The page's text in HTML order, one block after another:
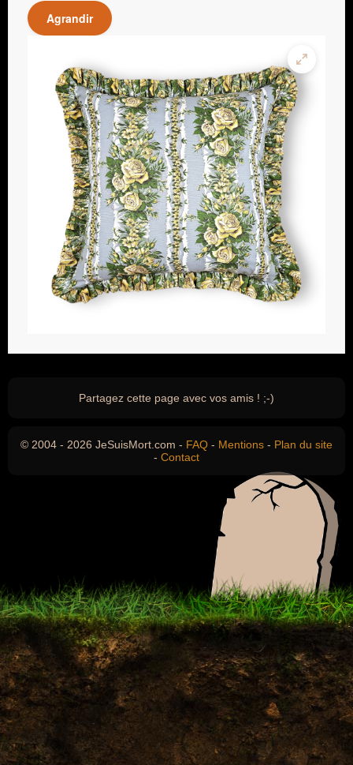
Agrandir
Partagez cette page avec vos amis ! ;-)
© 2004 - 2026 JeSuisMort.com - FAQ - Mentions - Plan du site
- Contact